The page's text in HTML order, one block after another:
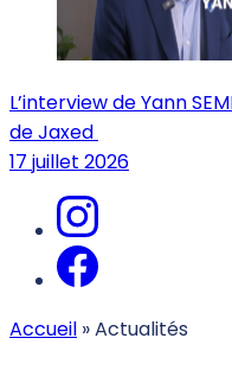
L’interview de Yann
de Jaxed
17 juillet 2026
Accueil »Actualités